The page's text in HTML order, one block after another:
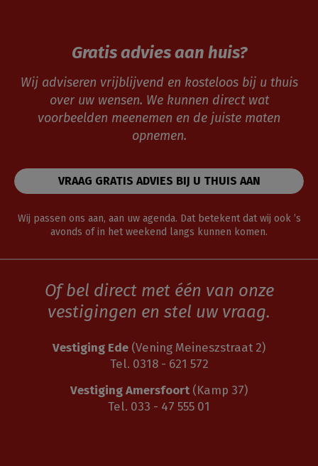
Gratis advies aan huis?
Wij adviseren vrijblijvend en kosteloos bij u thuis
over uw wensen. We kunnen direct wat
voorbeelden meenemen en de juiste maten
opnemen.
VRAAG GRATIS ADVIES BIJ U THUIS AAN
Wij passen ons aan, aan uw agenda. Dat betekent dat wij ook ’s
avonds of in het weekend langs kunnen komen.
Of bel direct met één van onze
vestigingen en stel uw vraag.
Vestiging Ede (Vening Meineszstraat 2)
Tel. 0318 - 621 572
Vestiging Amersfoort (Kamp 37)
Tel. 033 - 47 555 01